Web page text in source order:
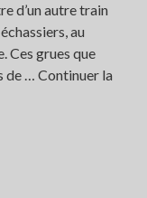
d’un autre train
au
Ces grues que
de …Continuer la